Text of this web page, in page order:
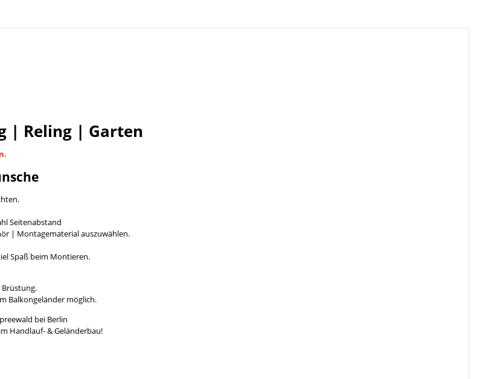
| Reling | Garten
Seitenabstand
| Montagematerial auszuwählen.
Spaß beim Montieren.
Brüstung.
Balkongeländer möglich.
bei Berlin
Handlauf- & Geländerbau!